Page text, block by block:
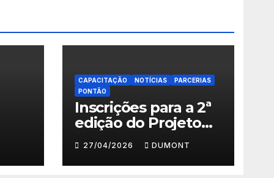
CAPACITAÇÃO NOTÍCIAS
PARCERIAS
PONTÃO
Inscrições para a 2ª
edição do Projeto
Fazendo Meu
Primeiro Filme em
Nova Iguaçu
27/04/2026 DUMONT